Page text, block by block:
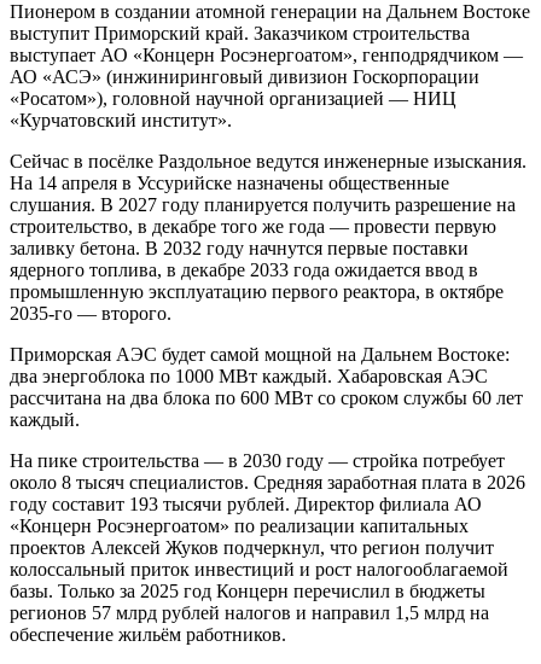
Пионером в создании атомной генерации на Дальнем Востоке
выступит Приморский край. Заказчиком строительства
выступает АО «Концерн Росэнергоатом», генподрядчиком —
АО «АСЭ» (инжиниринговый дивизион Госкорпорации
«Росатом»), головной научной организацией — НИЦ
«Курчатовский институт».
Сейчас в посёлке Раздольное ведутся инженерные изыскания.
На 14 апреля в Уссурийске назначены общественные
слушания. В 2027 году планируется получить разрешение на
строительство, в декабре того же года — провести первую
заливку бетона. В 2032 году начнутся первые поставки
ядерного топлива, в декабре 2033 года ожидается ввод в
промышленную эксплуатацию первого реактора, в октябре
2035-го — второго.
Приморская АЭС будет самой мощной на Дальнем Востоке:
два энергоблока по 1000 МВт каждый. Хабаровская АЭС
рассчитана на два блока по 600 МВт со сроком службы 60 лет
каждый.
На пике строительства — в 2030 году — стройка потребует
около 8 тысяч специалистов. Средняя заработная плата в 2026
году составит 193 тысячи рублей. Директор филиала АО
«Концерн Росэнергоатом» по реализации капитальных
проектов Алексей Жуков подчеркнул, что регион получит
колоссальный приток инвестиций и рост налогооблагаемой
базы. Только за 2025 год Концерн перечислил в бюджеты
регионов 57 млрд рублей налогов и направил 1,5 млрд на
обеспечение жильём работников.